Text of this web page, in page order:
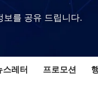
보를 공유 드립니다.
스레터 프로모션